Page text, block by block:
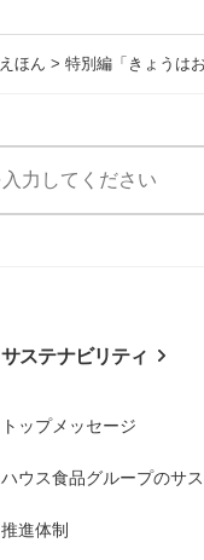
えほん > 特別編「きょうは
サステナビリティ
トップメッセージ
ハウス食品グループのサ
推進体制